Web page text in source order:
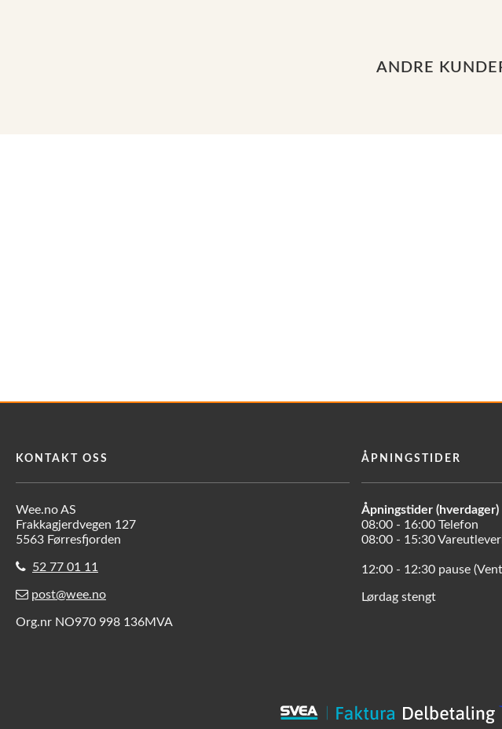
ANDRE
KONTAKT OSS
Wee.no AS
Frakkagjerdvegen 127
5563 Førresfjorden
52 77 01 11
post@wee.no
Org.nr NO970 998 136MVA
ÅPNINGSTIDER
Åpningstider (hverdager)
08:00 - 16:00 Telefon
08:00 - 15:30
12:00 - 12:30 pause
Lørdag stengt